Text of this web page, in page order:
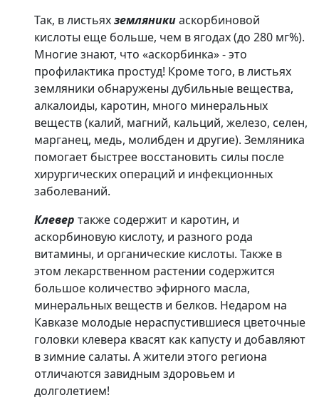
Так, в листьяхземляникиаскорбиновой
кислоты еще больше, чем в ягодах (до 280 мг%).
Многие знают, что «аскорбинка» - это
профилактика простуд! Кроме того, в листьях
земляники обнаружены дубильные вещества,
алкалоиды, каротин, много минеральных
веществ (калий, магний, кальций, железо, селен,
марганец, медь, молибден и другие). Земляника
помогает быстрее восстановить силы после
хирургических операций и инфекционных
заболеваний.
Клевер также содержит и каротин, и
аскорбиновую кислоту, и разного рода
витамины, и органические кислоты. Также в
этом лекарственном растении содержится
большое количество эфирного масла,
минеральных веществ и белков. Недаром на
Кавказе молодые нераспустившиеся цветочные
головки клевера квасят как капусту и добавляют
в зимние салаты. А жители этого региона
отличаются завидным здоровьем и
долголетием!